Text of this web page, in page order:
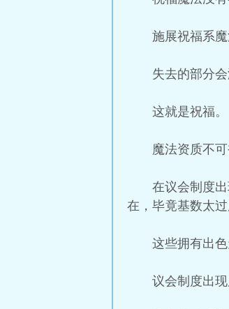
施展祝福系
失去的部分
这就是祝福。
魔法资质不可
在议会制度
在，毕竟基数太过
这些拥有出
议会制度出